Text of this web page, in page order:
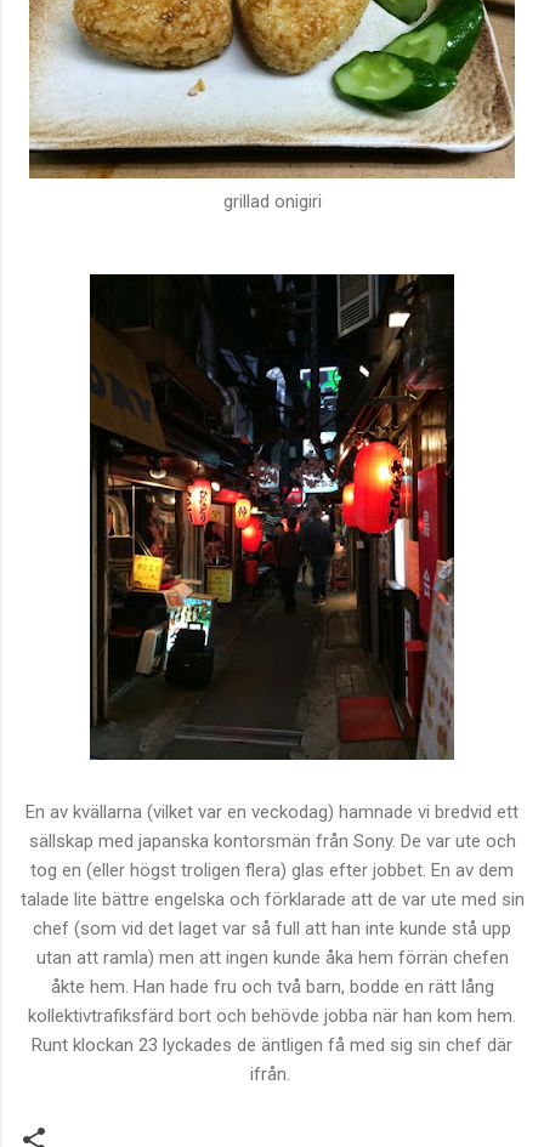
grillad onigiri
En av kvällarna (vilket var en veckodag) hamnade vi bredvid ett
sällskap med japanska kontorsmän från Sony. De var ute och
tog en (eller högst troligen flera) glas efter jobbet. En av dem
talade lite bättre engelska och förklarade att de var ute med sin
chef (som vid det laget var så full att han inte kunde stå upp
utan att ramla) men att ingen kunde åka hem förrän chefen
åkte hem. Han hade fru och två barn, bodde en rätt lång
kollektivtrafiksfärd bort och behövde jobba när han kom hem.
Runt klockan 23 lyckades de äntligen få med sig sin chef där
ifrån.